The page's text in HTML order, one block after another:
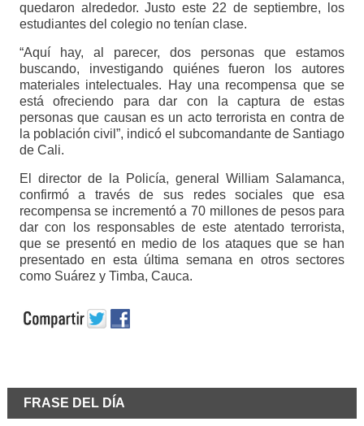
quedaron alrededor. Justo este 22 de septiembre, los
estudiantes del colegio no tenían clase.
“Aquí hay, al parecer, dos personas que estamos
buscando, investigando quiénes fueron los autores
materiales intelectuales. Hay una recompensa que se
está ofreciendo para dar con la captura de estas
personas que causan es un acto terrorista en contra de
la población civil”, indicó el subcomandante de Santiago
de Cali.
El director de la Policía, general William Salamanca,
confirmó a través de sus redes sociales que esa
recompensa se incrementó a 70 millones de pesos para
dar con los responsables de este atentado terrorista,
que se presentó en medio de los ataques que se han
presentado en esta última semana en otros sectores
como Suárez y Timba, Cauca.
FRASE DEL DÍA